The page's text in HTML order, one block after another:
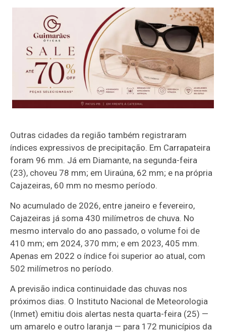
Outras cidades da região também registraram
índices expressivos de precipitação. Em Carrapateira
foram 96 mm. Já em Diamante, na segunda-feira
(23), choveu 78 mm; em Uiraúna, 62 mm; e na própria
Cajazeiras, 60 mm no mesmo período.
No acumulado de 2026, entre janeiro e fevereiro,
Cajazeiras já soma 430 milímetros de chuva. No
mesmo intervalo do ano passado, o volume foi de
410 mm; em 2024, 370 mm; e em 2023, 405 mm.
Apenas em 2022 o índice foi superior ao atual, com
502 milímetros no período.
A previsão indica continuidade das chuvas nos
próximos dias. O Instituto Nacional de Meteorologia
(Inmet) emitiu dois alertas nesta quarta-feira (25) —
um amarelo e outro laranja — para 172 municípios da